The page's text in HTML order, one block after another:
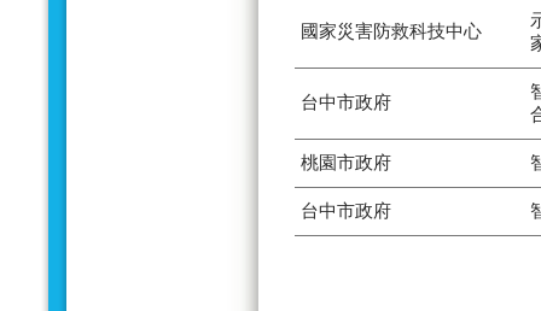
國家災害防救科技中心
台中市政府
桃園市政府
台中市政府